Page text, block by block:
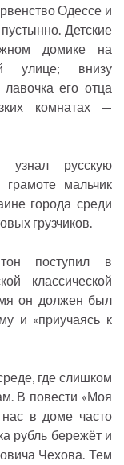
Одессе и
Детские
домике на
улице; внизу
его отца
комнатах —
узнал русскую
мальчик
города среди
грузчиков.
поступил в
классической
он должен был
и «приучаясь к
где слишком
В повести «Моя
в доме часто
рубль бережёт и
Чехова. Тем